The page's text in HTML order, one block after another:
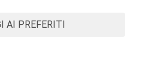
AI PREFERITI